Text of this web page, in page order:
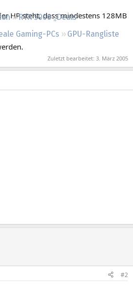
RTX 5000 „Deals“
Gaming-PCs
GPU-Rangliste
HP steht, dass mindestens 128MB
Zuletzt bearbeitet: 3. März 2005
#2